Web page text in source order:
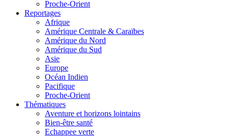
Proche-Orient
Reportages
Afrique
Amérique Centrale & Caraïbes
Amérique du Nord
Amérique du Sud
Asie
Europe
Océan Indien
Pacifique
Proche-Orient
Thématiques
Aventure et horizons lointains
Bien-être santé
Echappee verte